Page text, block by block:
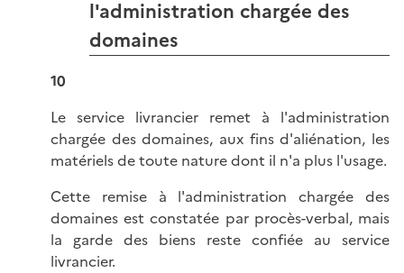
l'administration chargée des
domaines
10
Le service livrancier remet à l'administration
chargée des domaines, aux fins d'aliénation, les
matériels de toute nature dont il n'a plus l'usage.
Cette remise à l'administration chargée des
domaines est constatée par procès-verbal, mais
la garde des biens reste confiée au service
livrancier.